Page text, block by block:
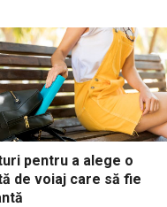
pentru a alege o
de voiaj care să fie